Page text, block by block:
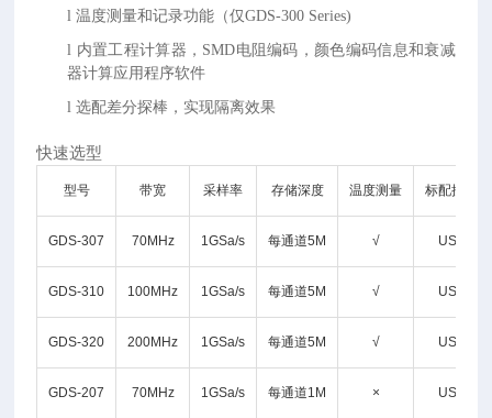
l温度测量和记录功能（仅GDS-300 Series)
l 内置工程计算器， SMD电阻编码，颜色编码信息和衰减
器计算应用程序软件
l选配差分探棒，实现隔离效果
快速选型
型号 带宽 采样率 存储深度 温度测量 标配接口
GDS-307 70MHz 1GSa/s 每通道5M √ USB
GDS-310 100MHz 1GSa/s 每通道5M √ USB
GDS-320 200MHz 1GSa/s 每通道5M √ USB
GDS-207 70MHz 1GSa/s 每通道1M × USB